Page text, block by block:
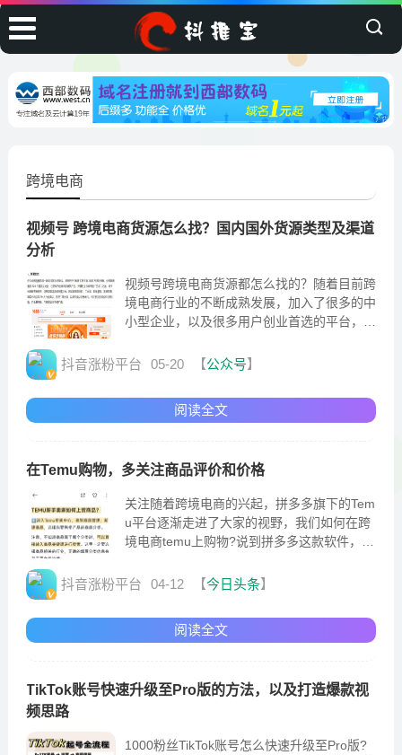
跨境电商
视频号 跨境电商货源怎么找？国内国外货源类型及渠道
分析
视频号跨境电商货源都怎么找的？随着目前跨
境电商行业的不断成熟发展，加入了很多的中
小型企业，以及很多用户创业首选的平台，而
抖音涨粉平台 05-20 【公众号】
阅读全文
在Temu购物，多关注商品评价和价格
关注随着跨境电商的兴起，拼多多旗下的Tem
u平台逐渐走进了大家的视野，我们如何在跨
境电商temu上购物?说到拼多多这款软件，我
抖音涨粉平台 04-12 【今日头条】
阅读全文
TikTok账号快速升级至Pro版的方法，以及打造爆款视
频思路
1000粉丝TikTok账号怎么快速升级至Pro版?